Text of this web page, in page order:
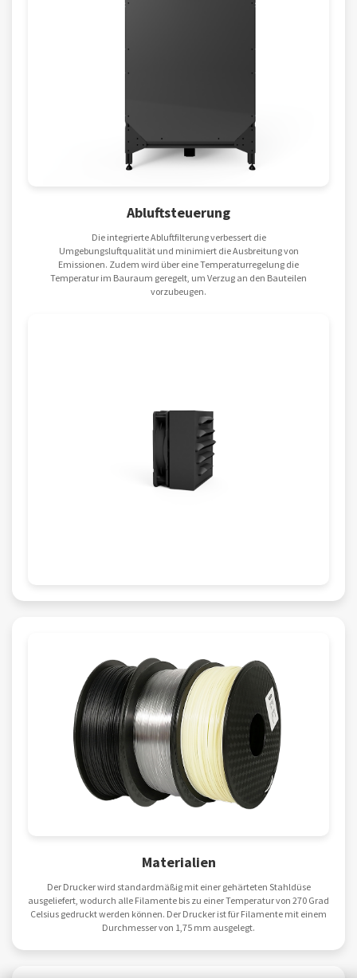
Abluftsteuerung
Die integrierte Abluftfilterung verbessert die
Umgebungsluftqualität und minimiert die Ausbreitung von
Emissionen. Zudem wird über eine Temperaturregelung die
Temperatur im Bauraum geregelt, um Verzug an den Bauteilen
vorzubeugen.
Materialien
Der Drucker wird standardmäßig mit einer gehärteten Stahldüse
ausgeliefert, wodurch alle Filamente bis zu einer Temperatur von 270 Grad
Celsius gedruckt werden können. Der Drucker ist für Filamente mit einem
Durchmesser von 1,75 mm ausgelegt.